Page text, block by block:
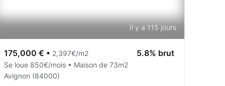
Il y a 115 jours
175,000 € • 2,397€/m2 5.8% brut
Se loue 850€/mois • Maison de 73m2
Avignon (84000)